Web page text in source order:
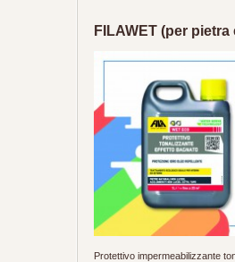
FILAWET (per pietra
Protettivo impermeabilizzante